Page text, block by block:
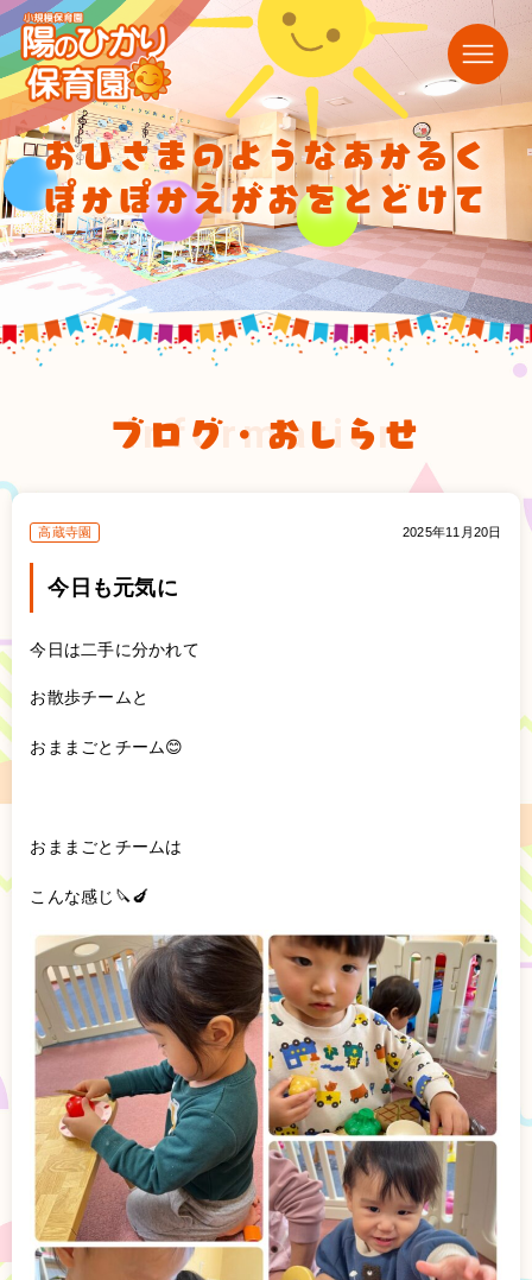
おひさまのようなあかるく
ぽかぽかえがおをとどけて
ブログ・おしらせ
information
高蔵寺園 2025年11月20日
今日も元気に
今日は二手に分かれて
お散歩チームと
おままごとチーム😊
おままごとチームは
こんな感じ🔪🍆